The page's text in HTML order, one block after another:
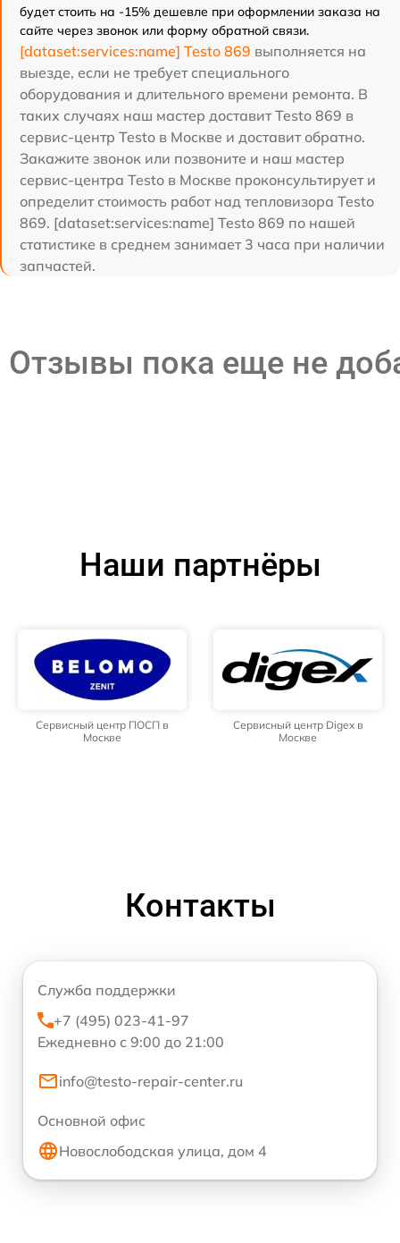
будет стоить на -15% дешевле при оформлении заказа на
сайте через звонок или форму обратной связи.
[dataset:services:name] Testo 869 выполняется на
выезде, если не требует специального
оборудования и длительного времени ремонта. В
таких случаях наш мастер доставит Testo 869 в
сервис-центр Testo в Москве и доставит обратно.
Закажите звонок или позвоните и наш мастер
сервис-центра Testo в Москве проконсультирует и
определит стоимость работ над тепловизора Testo
869. [dataset:services:name] Testo 869 по нашей
статистике в среднем занимает 3 часа при наличии
запчастей.
Отзывы пока еще не
Наши партнёры
Сервисный центр ПОСП в
Москве
Сервисный центр Digex в
Москве
Контакты
Служба поддержки
+7 (495) 023-41-97
Ежедневно с 9:00 до 21:00
info@testo-repair-center.ru
Основной офис
Новослободская улица, дом 4